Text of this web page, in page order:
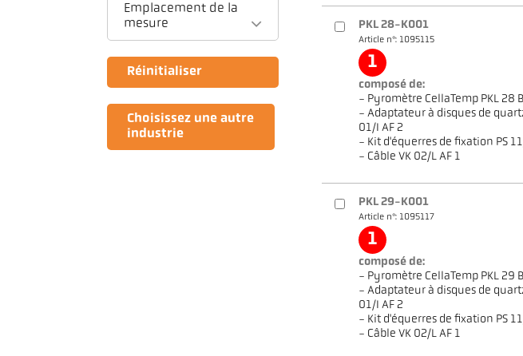
Emplacement de la
mesure
Réinitialiser
Choisissez une autre
industrie
PKL 28-K001
Article n°: 1095115
1
composé de:
- Pyromètre CellaTemp PKL 28
- Adaptateur à disques de
01/I AF 2
- Kit d'équerres de fixation PS
- Câble VK 02/L AF 1
PKL 29-K001
Article n°: 1095117
1
composé de:
- Pyromètre CellaTemp PKL 29
- Adaptateur à disques de
01/I AF 2
- Kit d'équerres de fixation PS
- Câble VK 02/L AF 1